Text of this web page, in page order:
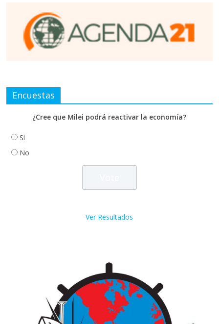
Encuestas
¿Cree que Milei podrá reactivar la economía?
Si
No
Ver Resultados